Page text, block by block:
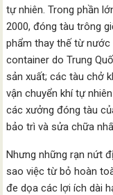
tự nhiên. Trong phần
2000, đóng tàu trông
phẩm thay thế từ nước
container do Trung
sản xuất; các tàu chở
vận chuyển khí tự
các xưởng đóng tàu
bảo trì và sửa chữa
Nhưng những rạn nứt
sao việc từ bỏ hoàn
đe dọa các lợi ích dài